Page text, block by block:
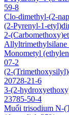
59-8
Clo-dimethyl-(2-
(2-Pyrenyl-1-
2-
Allyltrimethylsilane
Monometyl
07-2
(2-
20728-21-6
3-(2-
23785-50-4
Muối trisodium N-